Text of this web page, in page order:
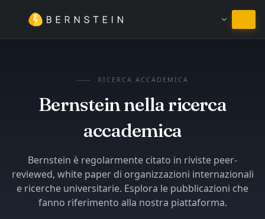
Resta in Italiano
RICERCA ACCADEMICA
Bernstein nella ricerca
accademica
Bernstein è regolarmente citato in riviste peer-
reviewed, white paper di organizzazioni internazionali
e ricerche universitarie. Esplora le pubblicazioni che
fanno riferimento alla nostra piattaforma.